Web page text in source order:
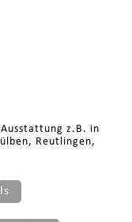
z.B. in
Reutlingen,